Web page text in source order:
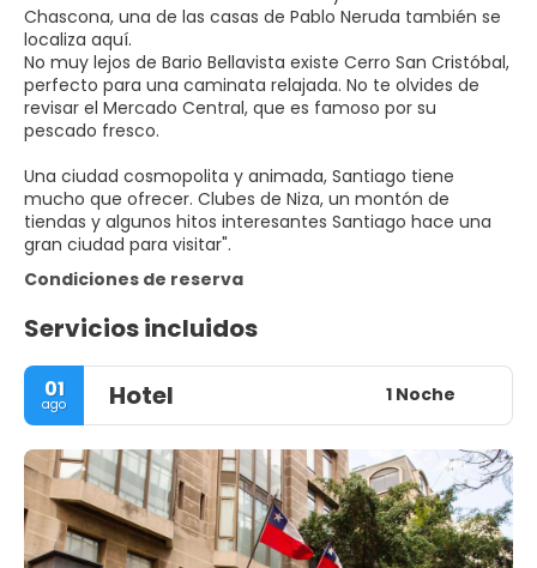
Chascona, una de las casas de Pablo Neruda también se
localiza aquí.
No muy lejos de Bario Bellavista existe Cerro San Cristóbal,
perfecto para una caminata relajada. No te olvides de
revisar el Mercado Central, que es famoso por su
pescado fresco.
Una ciudad cosmopolita y animada, Santiago tiene
mucho que ofrecer. Clubes de Niza, un montón de
tiendas y algunos hitos interesantes Santiago hace una
Condiciones de reserva
Servicios incluidos
01
ago Hotel 1 Noche